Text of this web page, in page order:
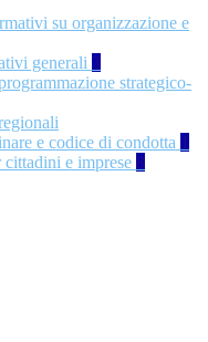
su organizzazione e
generali 3
strategico-
e codice di condotta 1
e imprese 8